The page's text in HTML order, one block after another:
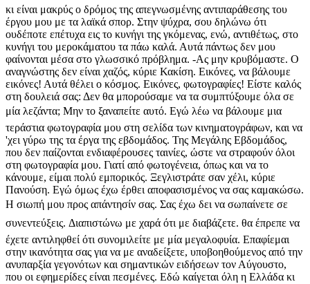
κι είναι μακρύς ο δρόμος της απεγνωσμένης αντιπαράθεσης του
έργου μου με τα λαϊκά σπορ. Στην ψύχρα, σου δηλώνω ότι
ουδέποτε επέτυχα εις το κυνήγι της γκόμενας, ενώ, αντιθέτως, στο
κυνήγι του μεροκάματου τα πάω καλά. Αυτά πάντως δεν μου
φαίνονται μέσα στο γλωσσικό πρόβλημα. -Ας μην κρυβόμαστε. Ο
αναγνώστης δεν είναι χαζός, κύριε Κακίση. Εικόνες, να βάλουμε
εικόνες! Αυτά θέλει ο κόσμος. Εικόνες, φωτογραφίες! Είστε καλός
στη δουλειά σας: Δεν θα μπορούσαμε να τα συμπτύξουμε όλα σε
μία λεζάντα; Μην το ξαναπείτε αυτό. Εγώ λέω να βάλουμε μια
τεράστια φωτογραφία μου στη σελίδα των κινηματογράφων, και να
'χει γύρω της τα έργα της εβδομάδος. Της Μεγάλης Εβδομάδος,
που δεν παίζονται ενδιαφέρουσες ταινίες, ώστε να στραφούν όλοι
στη φωτογραφία μου. Γιατί από φωτογένεια, όπως και να το
κάνουμε, είμαι πολύ εμπορικός. Ξεγλιστράτε σαν χέλι, κύριε
Πανούση. Εγώ όμως έχω έρθει αποφασισμένος να σας καμακώσω.
Η σιωπή μου προς απάντησίν σας. Σας έχω δει να σωπαίνετε σε
συνεντεύξεις. Διαπιστώνω με χαρά ότι με διαβάζετε. θα έπρεπε να
έχετε αντιληφθεί ότι συνομιλείτε με μία μεγαλοφυία. Επαφίεμαι
στην ικανότητα σας για να με αναδείξετε, υποβοηθούμενος από την
ανυπαρξία γεγονότων και σημαντικών ειδήσεων τον Αύγουστο,
που οι εφημερίδες είναι πεσμένες. Εδώ καίγεται όλη η Ελλάδα κι